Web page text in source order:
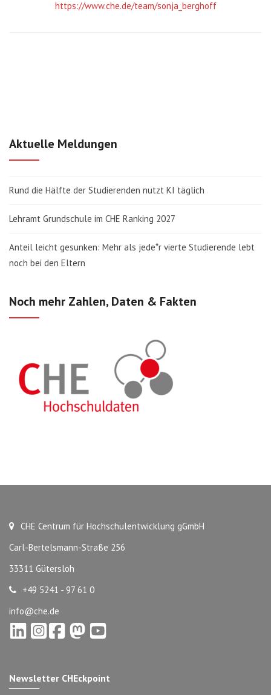
https://www.che.de/team/sonja_berghoff
Aktuelle Meldungen
Rund die Hälfte der Studierenden nutzt KI täglich
Lehramt Grundschule im CHE Ranking 2027
Anteil leicht gesunken: Mehr als jede*r vierte Studierende lebt
noch bei den Eltern
Noch mehr Zahlen, Daten & Fakten
CHE Centrum für Hochschulentwicklung gGmbH
Carl-Bertelsmann-Straße 256
33311 Gütersloh
+49 5241 - 97 61 0
info@che.de
Newsletter CHEckpoint